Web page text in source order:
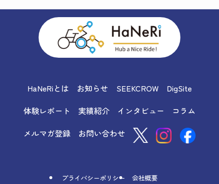
HaNeRiとは お知らせ SEEKCROW
DigSite
体験レポート
実績紹介 インタビュー
コラム
メルマガ登録
お問い合わせ
プライバシーポリシー 会社概要